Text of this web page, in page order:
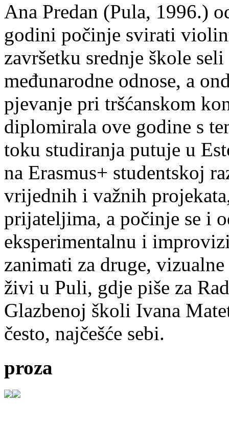
Ana Predan (Pula, 1996.)
godini počinje svirati
završetku srednje škole
međunarodne odnose, a
pjevanje pri tršćanskom
diplomirala ove godine s
toku studiranja putuje u
na Erasmus+ studentskoj
vrijednih i važnih
prijateljima, a počinje se i
eksperimentalnu i
zanimati za druge,
živi u Puli, gdje piše za
Glazbenoj školi Ivana
često, najčešće sebi.
proza